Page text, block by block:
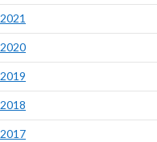
2021
2020
2019
2018
2017